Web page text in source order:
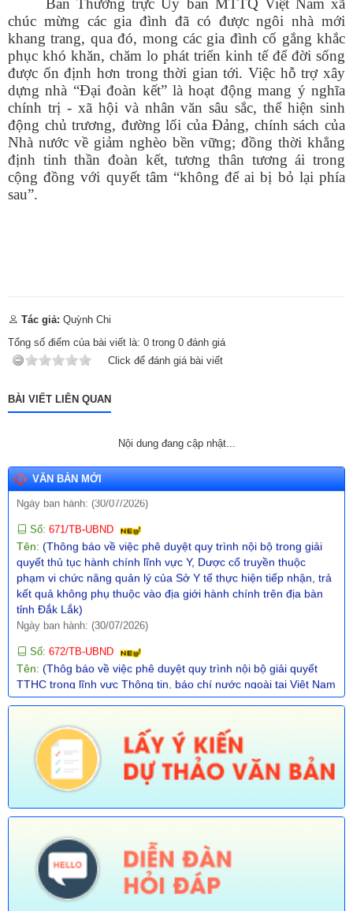
Ban Thường trực Ủy ban MTTQ Việt Nam xã
chúc mừng các gia đình đã có được ngôi nhà mới
khang trang, qua đó, mong các gia đình cố gắng khắc
phục khó khăn, chăm lo phát triển kinh tế để đời sống
được ổn định hơn trong thời gian tới. Việc hỗ trợ xây
dựng nhà “Đại đoàn kết” là hoạt động mang ý nghĩa
chính trị - xã hội và nhân văn sâu sắc, thể hiện sinh
động chủ trương, đường lối của Đảng, chính sách của
Nhà nước về giảm nghèo bền vững; đồng thời khẳng
định tinh thần đoàn kết, tương thân tương ái trong
cộng đồng với quyết tâm “không để ai bị bỏ lại phía
sau”.
Tác giả: Quỳnh Chi
Tổng số điểm của bài viết là: 0 trong 0 đánh giá
Click để đánh giá bài viết
BÀI VIẾT LIÊN QUAN
Nội dung đang cập nhật...
VĂN BẢN MỚI
Số:1893/QĐ-UBND
Tên: (Quyết định số: 1893/QĐ-UBND ngày 30/7/2026 của
UBND xã Phú Hòa 1 về việc thu hồi đất hộ gia đình, cá nhân
ông (bà): Lê Văn Phương để thực hiện Dự án: Hồ Suối Cái xã
Phú Hòa 1 - đợt 31. Địa điểm: Thôn Nhất Sơn, xã Phú Hòa 1,
tỉnh Đắk Lắk)
Tên:(Thông báo về việc công bố Danh mục thủ tục hành chính
mới ban hành lĩnh vực giáo dục và đào tạo thuộc phạm vi, chức
năng quản lý của Sở Giáo dục và Đào tạo)
Số:670/TB-UBND
Tên:(Thông báo về việc công bố Danh mục thủ tục hành chính
nạn, cứu hộ thuộc thẩm quyền giải quyết của UBND cấp xã trên
Ngày ban hành: (30/07/2026)
Số:671/TB-UBND
quyết thủ tục hành chính lĩnh vực Y, Dược cổ truyền thuộc
phạm vi chức năng quản lý của Sở Y tế thực hiện tiếp nhận, trả
kết quả không phụ thuộc vào địa giới hành chính trên địa bàn
tỉnh Đắk Lắk)
Ngày ban hành: (30/07/2026)
Số:672/TB-UBND
TTHC trong lĩnh vực Thông tin, báo chí nước ngoài tại Việt Nam
thuộc phạm vi chức năng quản lý nhà nước của Văn phòng
UBND tỉnh thực hiện tiếp nhận, trả kết quả không phụ thuộc vào
ĐGHC)
Số: 673/TB-UBND
Tên:
(Thông báo về việc công bố Danh mục thủ tục hành chính
được sửa đổi, bổ sung trong lĩnh vực Phát thanh truyền hình và
thông tin điện tử thuộc phạm vi chức năng quản lý của Sở Văn
hóa, Thể thao và Du lịch)
Số:674/TB-UBND
Tên:
(Thông báo về việc công bố Danh mục thủ tục hành chính
được sửa đổi, bổ sung, thay thế, bãi bỏ trong lĩnh vực đường
thủy nội địa thuộc phạm vi chức năng quản lý của Sở Xây dựng)